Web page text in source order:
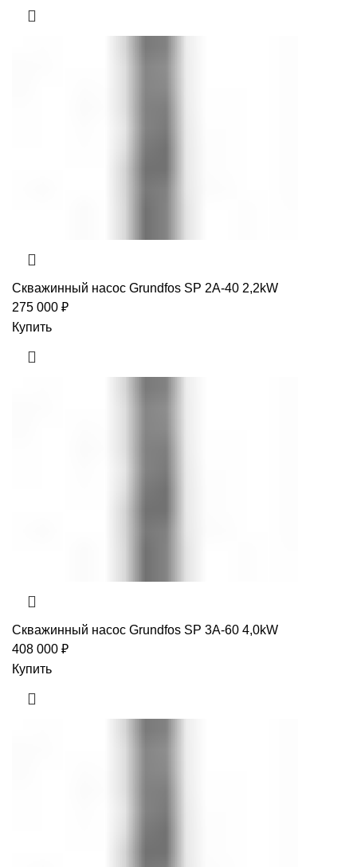
Скважинный насос Grundfos SP 2A-40 2,2kW
275 000 ₽
Купить
Скважинный насос Grundfos SP 3A-60 4,0kW
408 000 ₽
Купить